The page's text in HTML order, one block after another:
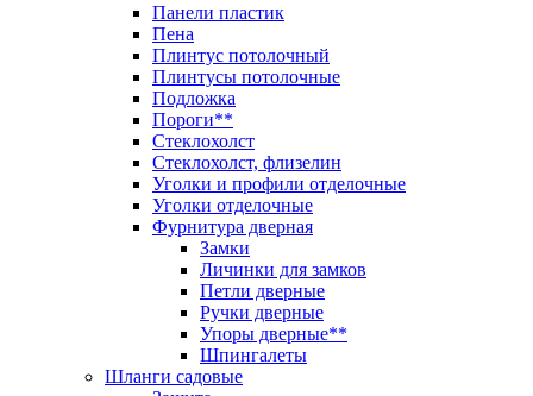
Панели пластик
Пена
Плинтус потолочный
Плинтусы потолочные
Подложка
Пороги**
Стеклохолст
Стеклохолст, флизелин
Уголки и профили отделочные
Уголки отделочные
Фурнитура дверная
Замки
Личинки для замков
Петли дверные
Ручки дверные
Упоры дверные**
Шпингалеты
Шланги садовые